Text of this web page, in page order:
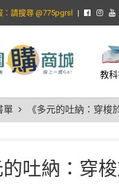
：請搜尋 @775pgrsl
教
單 《多元的吐納：穿梭
的吐納：穿